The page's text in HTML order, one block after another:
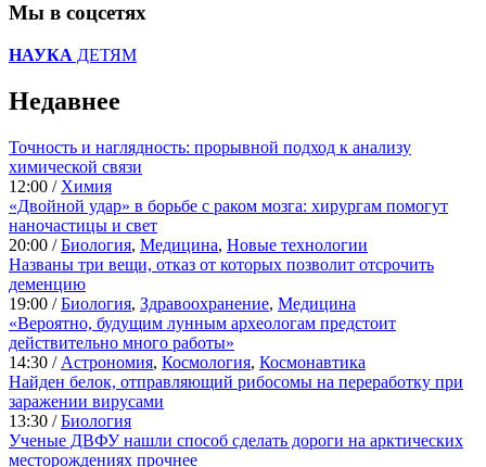
Мы в соцсетях
НАУКА ДЕТЯМ
Недавнее
Точность и наглядность: прорывной подход к анализу
химической связи
12:00 / Химия
«Двойной удар» в борьбе с раком мозга: хирургам помогут
наночастицы и свет
20:00 /Биология, Медицина, Новые технологии
Названы три вещи, отказ от которых позволит отсрочить
деменцию
19:00 /Биология, Здравоохранение, Медицина
«Вероятно, будущим лунным археологам предстоит
действительно много работы»
14:30 / Астрономия, Космология, Космонавтика
Найден белок, отправляющий рибосомы на переработку при
заражении вирусами
13:30 /Биология
Ученые ДВФУ нашли способ сделать дороги на арктических
месторождениях прочнее